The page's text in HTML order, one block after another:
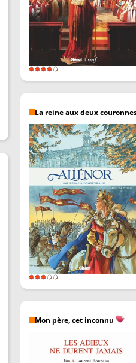
La reine aux deux
Mon père, cet inconnu